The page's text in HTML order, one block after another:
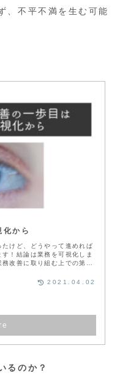
、不平不満を生む可能
化から
けど、どうやって進めれば
！結論は業務を可視化しま
改善に取り組む上での第一
2021.04.02
るのか？